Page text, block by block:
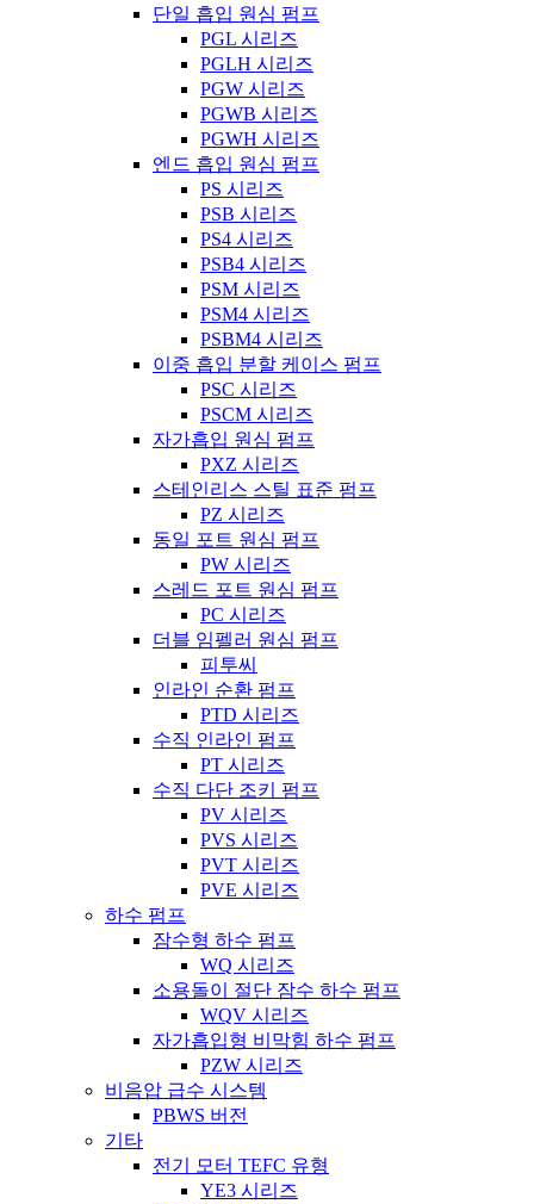
단일 흡입 원심 펌프
PGL 시리즈
PGLH 시리즈
PGW 시리즈
PGWB 시리즈
PGWH 시리즈
엔드 흡입 원심 펌프
PS 시리즈
PSB 시리즈
PS4 시리즈
PSB4 시리즈
PSM 시리즈
PSM4 시리즈
PSBM4 시리즈
이중 흡입 분할 케이스 펌프
PSC 시리즈
PSCM 시리즈
자가흡입 원심 펌프
PXZ 시리즈
스테인리스 스틸 표준 펌프
PZ 시리즈
동일 포트 원심 펌프
PW 시리즈
스레드 포트 원심 펌프
PC 시리즈
더블 임펠러 원심 펌프
피투씨
인라인 순환 펌프
PTD 시리즈
수직 인라인 펌프
PT 시리즈
수직 다단 조키 펌프
PV 시리즈
PVS 시리즈
PVT 시리즈
PVE 시리즈
하수 펌프
잠수형 하수 펌프
WQ 시리즈
소용돌이 절단 잠수 하수 펌프
WQV 시리즈
자가흡입형 비막힘 하수 펌프
PZW 시리즈
비음압 급수 시스템
PBWS 버전
기타
전기 모터 TEFC 유형
YE3 시리즈